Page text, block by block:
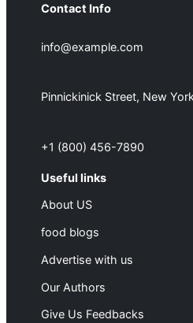
Contact Info
info@example.com
Pinnickinick Street, New
+1 (800) 456-7890
Useful links
About US
food blogs
Advertise with us
Our Authors
Give Us Feedbacks